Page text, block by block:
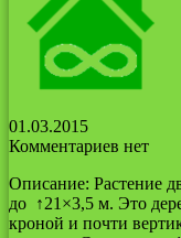
01.03.2015
Комментариев нет
Описание: Растение
до ↑21×3,5 м. Это
кроной и почти